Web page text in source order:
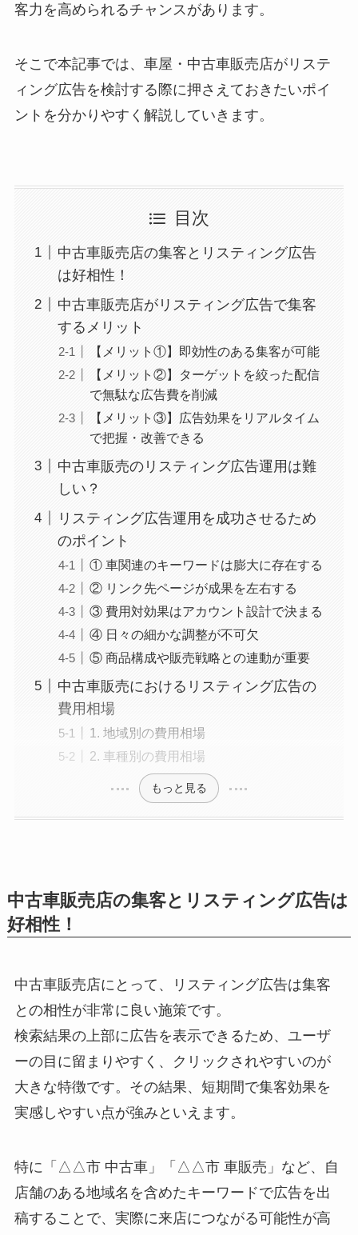
客力を高められるチャンスがあります。
そこで本記事では、車屋・中古車販売店がリステ
ィング広告を検討する際に押さえておきたいポイ
ントを分かりやすく解説していきます。
目次
中古車販売店の集客とリスティング広告
は好相性！
中古車販売店がリスティング広告で集客
するメリット
【メリット①】即効性のある集客が可能
【メリット②】ターゲットを絞った配信
で無駄な広告費を削減
【メリット③】広告効果をリアルタイム
で把握・改善できる
中古車販売のリスティング広告運用は難
しい？
リスティング広告運用を成功させるため
のポイント
① 車関連のキーワードは膨大に存在する
② リンク先ページが成果を左右する
③ 費用対効果はアカウント設計で決まる
④ 日々の細かな調整が不可欠
⑤ 商品構成や販売戦略との連動が重要
中古車販売におけるリスティング広告の
費用相場
1. 地域別の費用相場
2. 車種別の費用相場
もっと見る
中古車販売店の集客とリスティング広告は
好相性！
中古車販売店にとって、リスティング広告は集客
との相性が非常に良い施策です。
検索結果の上部に広告を表示できるため、ユーザ
ーの目に留まりやすく、クリックされやすいのが
大きな特徴です。その結果、短期間で集客効果を
実感しやすい点が強みといえます。
特に「△△市 中古車」「△△市 車販売」など、自
店舗のある地域名を含めたキーワードで広告を出
稿することで、実際に来店につながる可能性が高